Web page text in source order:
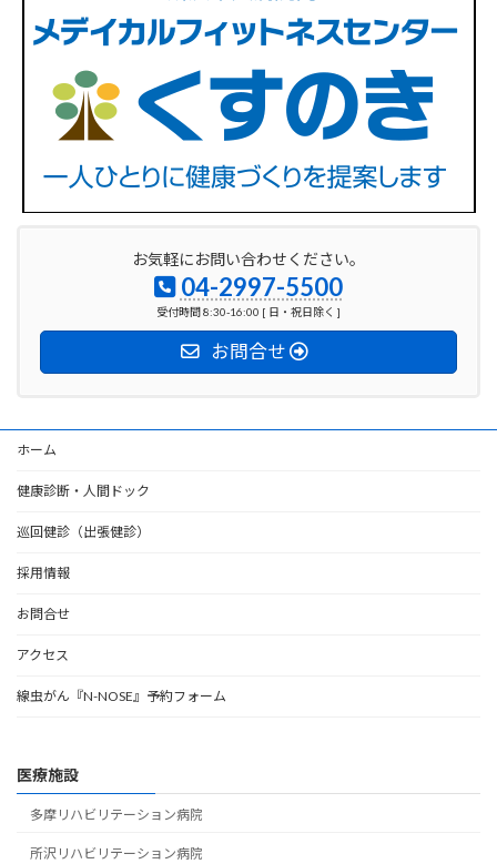
お気軽にお問い合わせください。
04-2997-5500
受付時間 8:30-16:00 [ 日・祝日除く ]
お問合せ
ホーム
健康診断・人間ドック
巡回健診（出張健診）
採用情報
お問合せ
アクセス
線虫がん『N-NOSE』予約フォーム
医療施設
多摩リハビリテーション病院
所沢リハビリテーション病院